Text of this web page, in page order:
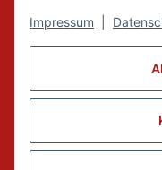
Impressum
Wir sind seit
* Alle Preise inkl.